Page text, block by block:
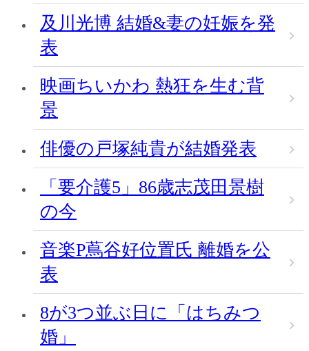
及川光博 結婚&妻の妊娠を発
表
映画ちいかわ 熱狂を生む背
景
俳優の戸塚純貴が結婚発表
「要介護5」86歳志茂田景樹
の今
音楽P蔦谷好位置氏 離婚を公
表
8が3つ並ぶ日に「はちみつ
婚」